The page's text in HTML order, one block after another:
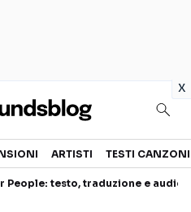
x
ARTISTI TESTI CANZONI
People: testo, traduzione e audio